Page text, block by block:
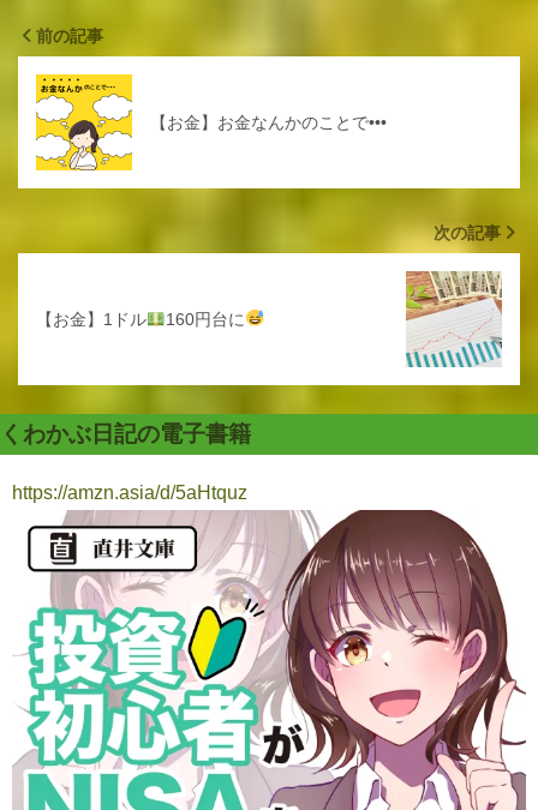
前の記事
【お金】お金なんかのことで•••
次の記事
【お金】1ドル 160円台に
くわかぶ日記の電子書籍
https://amzn.asia/d/5aHtquz